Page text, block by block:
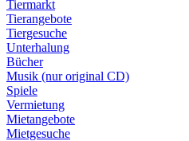
Tiermarkt
Tierangebote
Tiergesuche
Unterhalung
Bücher
Musik (nur original CD)
Spiele
Vermietung
Mietangebote
Mietgesuche